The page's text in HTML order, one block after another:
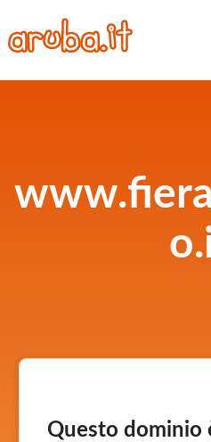
Questo dominio